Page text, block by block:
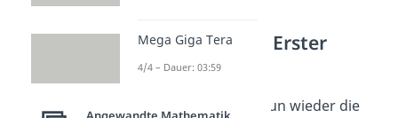
Dualer Simplex – Erster
Schritt:
Als erstes wählen wir nun wieder die
Mega Giga Tera
4/4 – Dauer: 03:59